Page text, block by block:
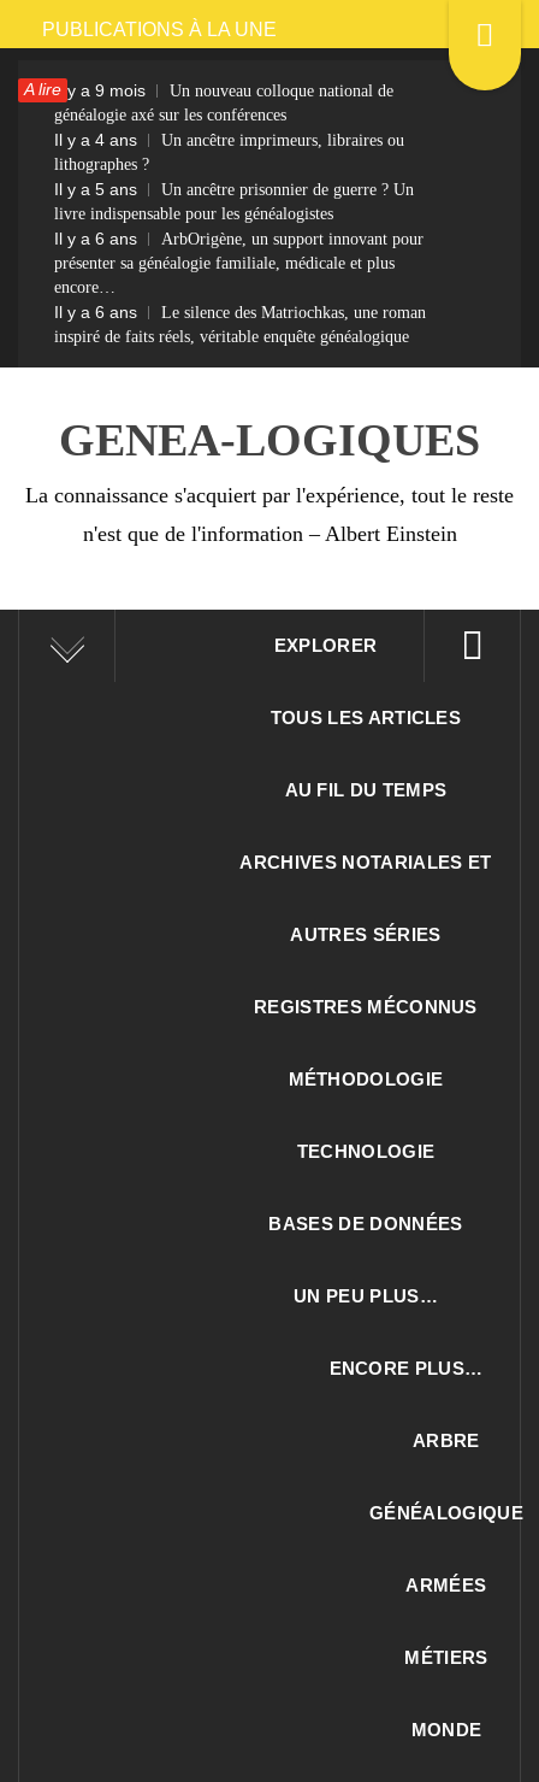
Passer
contenu
PUBLICATIONS À LA UNE
A lireIl y a 9 mois
Un nouveau colloque national de
généalogie axé sur les conférences
Il y a 4 ans
Un ancêtre imprimeurs, libraires ou
lithographes ?
Il y a 5 ans
Un ancêtre prisonnier de guerre ? Un
livre indispensable pour les généalogistes
Il y a 6 ans
ArbOrigène, un support innovant pour
présenter sa généalogie familiale, médicale et plus
encore…
Il y a 6 ans
Le silence des Matriochkas, une roman
inspiré de faits réels, véritable enquête généalogique
GENEA-LOGIQUES
La connaissance s'acquiert par l'expérience, tout le reste
n'est que de l'information – Albert Einstein
EXPLORER
TOUS LES ARTICLES
AU FIL DU TEMPS
ARCHIVES NOTARIALES ET
AUTRES SÉRIES
REGISTRES MÉCONNUS
MÉTHODOLOGIE
TECHNOLOGIE
BASES DE DONNÉES
UN PEU PLUS…
ENCORE PLUS…
ARBRE
GÉNÉALOGIQUE
ARMÉES
MÉTIERS
MONDE